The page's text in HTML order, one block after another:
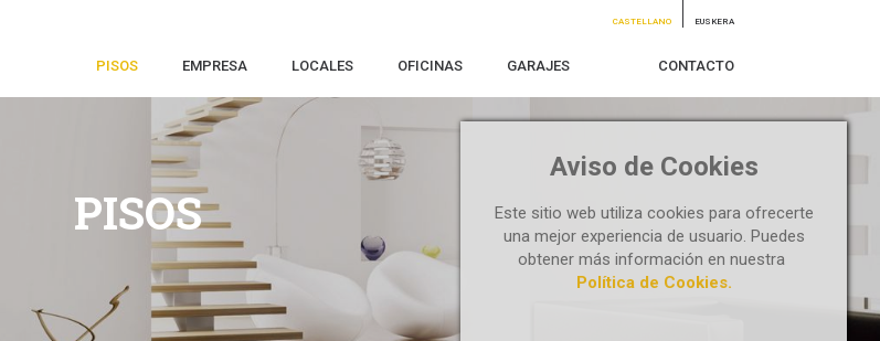
Aviso de Cookies
Este sitio web utiliza cookies para ofrecerte
una mejor experiencia de usuario. Puedes
obtener más información en nuestra
Política de Cookies.
CASTELLANO EUSKERA
PISOS EMPRESA LOCALES OFICINAS GARAJES CONTACTO
PISOS